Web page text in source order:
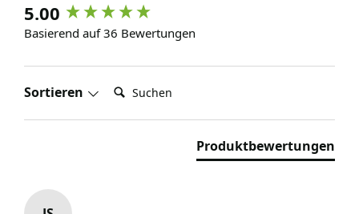
5.00
Basierend auf 36 Bewertungen
Sortieren Suchen:
Produktbewertungen